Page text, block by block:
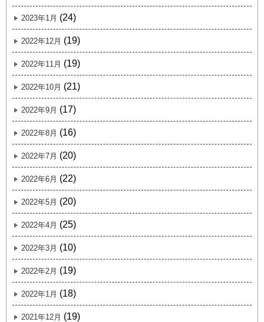
2023年1月 (24)
2022年12月 (19)
2022年11月 (19)
2022年10月 (21)
2022年9月 (17)
2022年8月 (16)
2022年7月 (20)
2022年6月 (22)
2022年5月 (20)
2022年4月 (25)
2022年3月 (10)
2022年2月 (19)
2022年1月 (18)
2021年12月 (19)